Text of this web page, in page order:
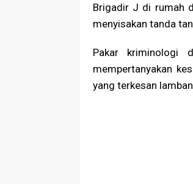
Brigadir J di rumah
menyisakan tanda
Pakar kriminologi
mempertanyakan
yang terkesan